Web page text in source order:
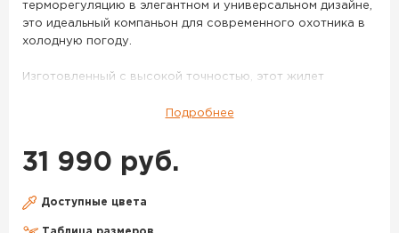
терморегуляцию в элегантном и универсальном дизайне,
это идеальный компаньон для современного охотника в
холодную погоду.
Изготовленный с высокой точностью, этот жилет
класса используется для обеспечения максимальной
гарантируя, что вы останетесь в тепле без лишнего
объема.
Легко наденьте его поверх термокофты из мериносовой
Подробнее
31 990 руб.
Доступные цвета